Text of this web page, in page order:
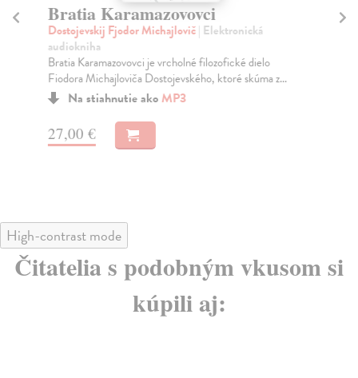
Bratia Karamazovovci
Dostojevskij Fjodor Michajlovič| Elektronická
audiokniha
Bratia Karamazovovci je vrcholné filozofické dielo
Fiodora Michajloviča Dostojevského, ktoré skúma z...
Na stiahnutie akoMP3
27,00 €
High-contrast mode
Čitatelia s podobným vkusom si
kúpili aj: